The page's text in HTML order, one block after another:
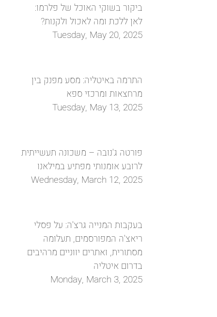
ביקור בשוקי האוכל של פלרמו:
לאן ללכת ומה לאכול ולקנות?
Tuesday, May 20, 2025
התרמה באיטליה: מסע מפנק בין
מרחצאות ומרכזי ספא
Tuesday, May 13, 2025
פורטה ג'נובה – משכונה תעשייתית
לרובע אומנותי מפתיע במילאנו
Wednesday, March 12, 2025
בעקבות המנייה גרצ'ה: על פסלי
ריאצ'ה המפורסמים, תעלומה
מסתורית, ואתרים יווניים מרהיבים
בדרום איטליה
Monday, March 3, 2025